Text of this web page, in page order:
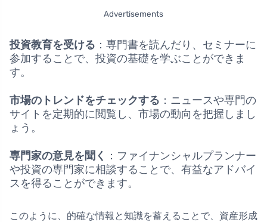
Advertisements
投資教育を受ける ：専門書を読んだり、セミナーに
参加することで、投資の基礎を学ぶことができま
す。
市場のトレンドをチェックする ：ニュースや専門の
サイトを定期的に閲覧し、市場の動向を把握しまし
ょう。
専門家の意見を聞く ：ファイナンシャルプランナー
や投資の専門家に相談することで、有益なアドバイ
スを得ることができます。
このように、的確な情報と知識を蓄えることで、資産形成